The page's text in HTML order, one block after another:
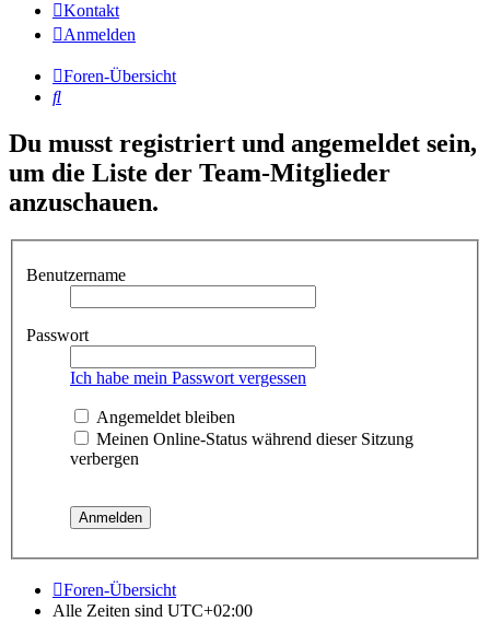
Kontakt
Anmelden
Foren-Übersicht
Suche
Du musst registriert und angemeldet sein,
um die Liste der Team-Mitglieder
anzuschauen.
Benutzername
Passwort
Ich habe mein Passwort vergessen
Angemeldet bleiben
Meinen Online-Status während dieser Sitzung
verbergen
Foren-Übersicht
Alle Zeiten sind UTC+02:00